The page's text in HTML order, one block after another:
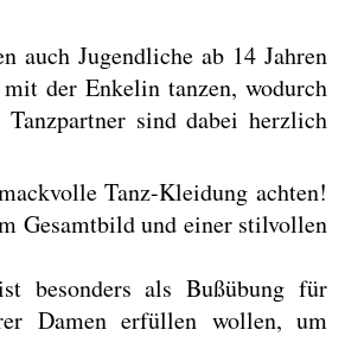
auch Jugendliche ab 14 Jahren
der Enkelin tanzen, wodurch
sind dabei herzlich
Tanz-Kleidung achten!
Gesamtbild und einer stilvollen
besonders als Bußübung für
Damen erfüllen wollen, um